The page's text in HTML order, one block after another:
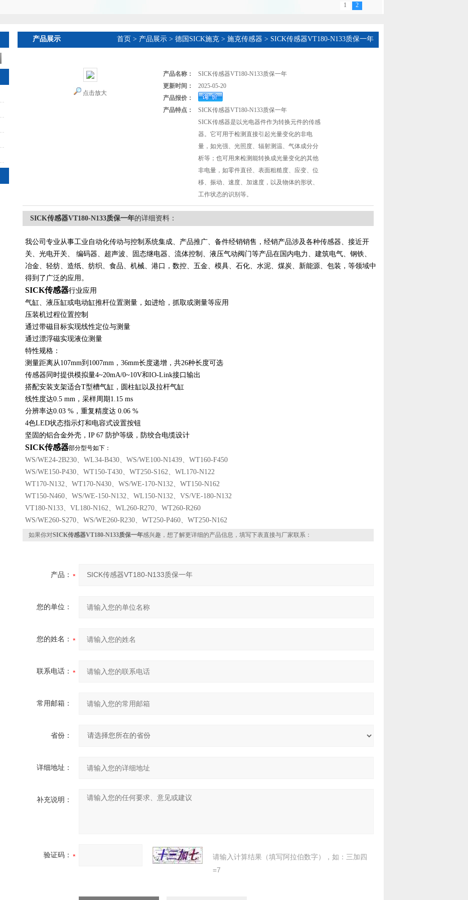
1 2
产品展示 首页 > 产品展示> 德国SICK施克> 施克传感器 > SICK传感器VT180-N133质保一年
点击放大
产品名称：
SICK传感器VT180-N133质保一年
更新时间：
2025-05-20
产品报价：
产品特点：
SICK传感器VT180-N133质保一年
SICK传感器是以光电器件作为转换元件的传感
器。它可用于检测直接引起光量变化的非电
量，如光强、光照度、辐射测温、气体成分分
析等；也可用来检测能转换成光量变化的其他
非电量，如零件直径、表面粗糙度、应变、位
移、振动、速度、加速度，以及物体的形状、
工作状态的识别等。
SICK传感器VT180-N133质保一年的详细资料：
我公司专业从事工业自动化传动与控制系统集成、产品推广、备件经销销售，经销产品涉及各种传感器、接近开
关、光电开关、 编码器、超声波、固态继电器、流体控制、液压气动阀门等产品在国内电力、建筑电气、钢铁、
冶金、轻纺、造纸、纺织、食品、机械、港口，数控、五金、模具、石化、水泥、煤炭、新能源、包装，等领域中
得到了广泛的应用。
SICK传感器行业应用
气缸、液压缸或电动缸推杆位置测量，如进给，抓取或测量等应用
压装机过程位置控制
通过带磁目标实现线性定位与测量
通过漂浮磁实现液位测量
特性规格：
测量距离从107mm到1007mm，36mm长度递增，共26种长度可选
传感器同时提供模拟量4~20mA/0~10V和IO-Link接口输出
搭配安装支架适合T型槽气缸，圆柱缸以及拉杆气缸
线性度达0.5 mm，采样周期1.15 ms
分辨率达0.03 %，重复精度达 0.06 %
4色LED状态指示灯和电容式设置按钮
坚固的铝合金外壳，IP 67 防护等级，防绞合电缆设计
SICK传感器部分型号如下：
WS/WE24-2B230、WL34-B430、WS/WE100-N1439、WT160-F450
WS/WE150-P430、WT150-T430、WT250-S162、WL170-N122
WT170-N132、WT170-N430、WS/WE-170-N132、WT150-N162
WT150-N460、WS/WE-150-N132、WL150-N132、VS/VE-180-N132
VT180-N133、VL180-N162、WL260-R270、WT260-R260
WS/WE260-S270、WS/WE260-R230、WT250-P460、WT250-N162
如果你对SICK传感器VT180-N133质保一年感兴趣，想了解更详细的产品信息，填写下表直接与厂家联系：
产品：
您的单位：
您的姓名：
联系电话：
常用邮箱：
省份：
详细地址：
补充说明：
验证码：
请输入计算结果（填写阿拉伯数字），如：三加四
=7